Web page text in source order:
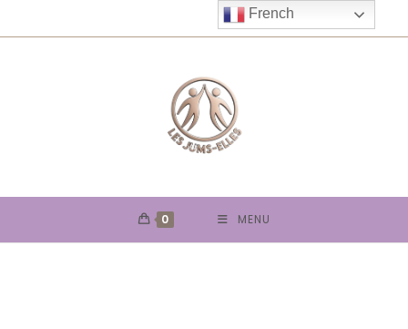
to
0 MENU
French